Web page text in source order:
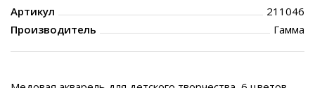
Артикул
211046
Производитель
Гамма